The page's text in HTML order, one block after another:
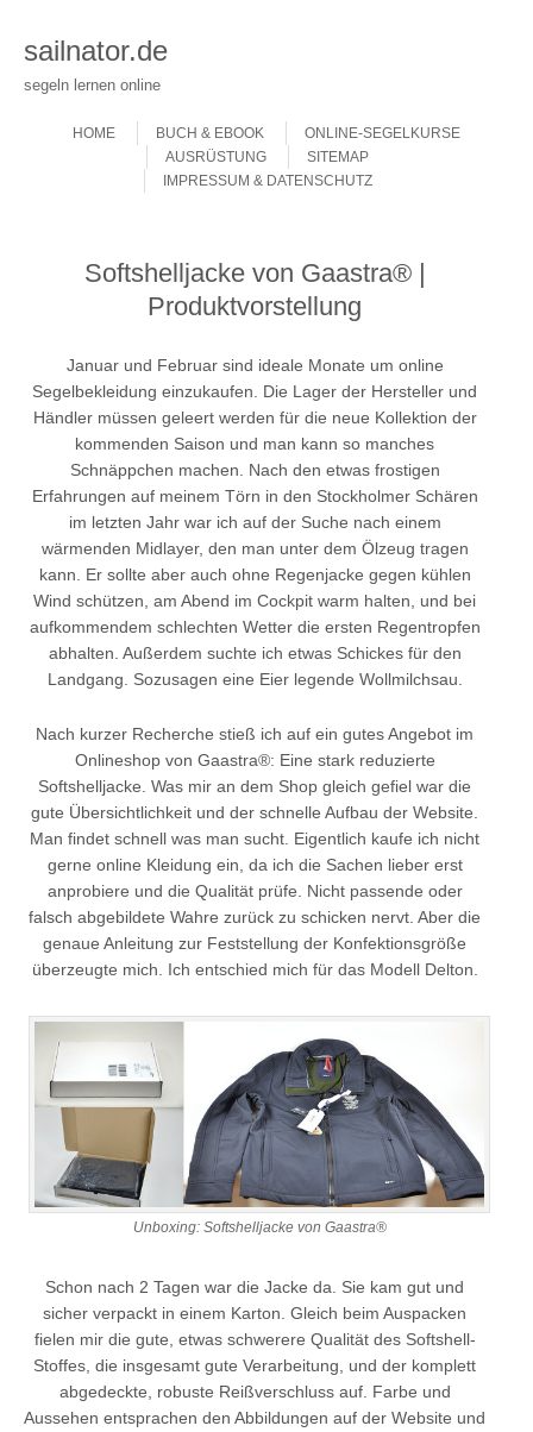
sailnator.de
segeln lernen online
MenuHOME
BUCH & EBOOK
ONLINE-SEGELKURSE
AUSRÜSTUNG
SITEMAP
IMPRESSUM & DATENSCHUTZ
Softshelljacke von Gaastra® |
Produktvorstellung
Januar und Februar sind ideale Monate um online
Segelbekleidung einzukaufen. Die Lager der Hersteller und
Händler müssen geleert werden für die neue Kollektion der
kommenden Saison und man kann so manches
Schnäppchen machen. Nach den etwas frostigen
Erfahrungen auf meinem Törn in den Stockholmer Schären
im letzten Jahr war ich auf der Suche nach einem
wärmenden Midlayer, den man unter dem Ölzeug tragen
kann. Er sollte aber auch ohne Regenjacke gegen kühlen
Wind schützen, am Abend im Cockpit warm halten, und bei
aufkommendem schlechten Wetter die ersten Regentropfen
abhalten. Außerdem suchte ich etwas Schickes für den
Landgang. Sozusagen eine Eier legende Wollmilchsau.
Nach kurzer Recherche stieß ich auf ein gutes Angebot im
Onlineshop von Gaastra®: Eine stark reduzierte
Softshelljacke. Was mir an dem Shop gleich gefiel war die
gute Übersichtlichkeit und der schnelle Aufbau der Website.
Man findet schnell was man sucht. Eigentlich kaufe ich nicht
gerne online Kleidung ein, da ich die Sachen lieber erst
anprobiere und die Qualität prüfe. Nicht passende oder
falsch abgebildete Wahre zurück zu schicken nervt. Aber die
genaue Anleitung zur Feststellung der Konfektionsgröße
überzeugte mich. Ich entschied mich für das Modell Delton.
Unboxing: Softshelljacke von Gaastra®
Schon nach 2 Tagen war die Jacke da. Sie kam gut und
sicher verpackt in einem Karton. Gleich beim Auspacken
fielen mir die gute, etwas schwerere Qualität des Softshell-
Stoffes, die insgesamt gute Verarbeitung, und der komplett
abgedeckte, robuste Reißverschluss auf. Farbe und
Aussehen entsprachen den Abbildungen auf der Website und